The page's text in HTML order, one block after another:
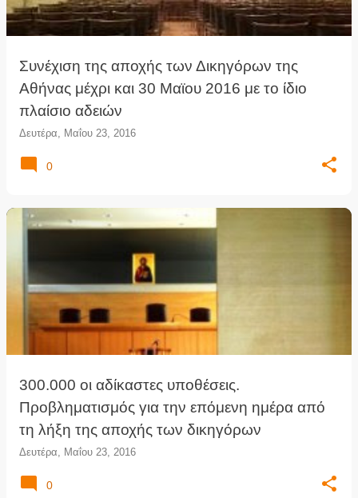
Συνέχιση της αποχής των Δικηγόρων της
Αθήνας μέχρι και 30 Μαϊου 2016 με το ίδιο
πλαίσιο αδειών
Δευτέρα, Μαΐου 23, 2016
0
300.000 οι αδίκαστες υποθέσεις.
Προβληματισμός για την επόμενη ημέρα από
τη λήξη της αποχής των δικηγόρων
Δευτέρα, Μαΐου 23, 2016
0